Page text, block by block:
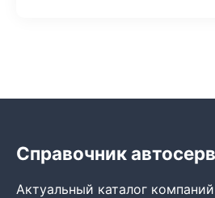
Справочник
Актуальный каталог